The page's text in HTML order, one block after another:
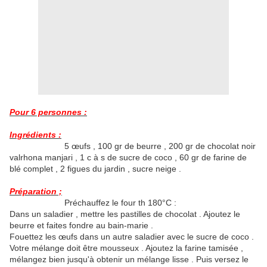
Pour 6 personnes :
Ingrédients :
5 œufs , 100 gr de beurre , 200 gr de chocolat noir
valrhona manjari , 1 c à s de sucre de coco , 60 gr de farine de
blé complet , 2 figues du jardin , sucre neige .
Préparation ;
Préchauffez le four th 180°C :
Dans un saladier , mettre les pastilles de chocolat . Ajoutez le
beurre et faites fondre au bain-marie .
Fouettez les œufs dans un autre saladier avec le sucre de coco .
Votre mélange doit être mousseux . Ajoutez la farine tamisée ,
mélangez bien jusqu'à obtenir un mélange lisse . Puis versez le